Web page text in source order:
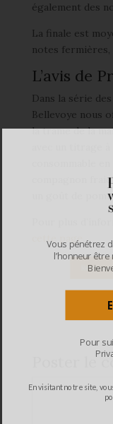
également des
La finale est
notes
L’avis de
Dans la série
Bellevoye nous
la trame de la
consommable
compagnon
un goût de
Pour plus
cette page
Poster le
Vous pénétrez
l’honneur
En visitant notre site,
Pour